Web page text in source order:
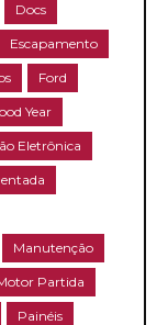
Docs
Escapamento
Ford
Year
Eletrônica
Manutenção
Partida
Painéis